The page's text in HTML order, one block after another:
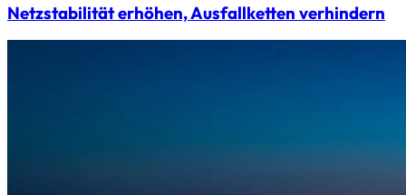
Netzstabilität erhöhen, Ausfallketten verhindern